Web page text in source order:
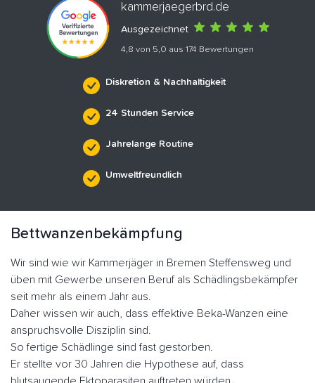
kammerjaegerbrd.de
Ausgezeichnet
4,8 von 5,0 aus 174 Bewertungen
Diskretion & Nachhaltigkeit
24 Stunden Service
Jahrelange Routine
Umweltfreundlich
Bettwanzenbekämpfung
Wir sind wie wir Kammerjäger in Bremen Steffensweg und
üben mit Gewerbe unseren Beruf als Schädlingsbekämpfer
seit mehr als einem Jahr aus.
Daher wissen wir auch, dass effektive Beka-Wanzen eine
anspruchsvolle Disziplin sind.
So fertige Schädlinge sind fast gestorben.
Er stellte vor 30 Jahren die Hypothese auf, dass
blutsaugende Ektoparasiten auftreten würden.